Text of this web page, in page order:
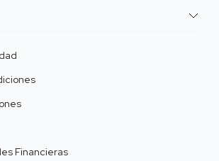
Financieras